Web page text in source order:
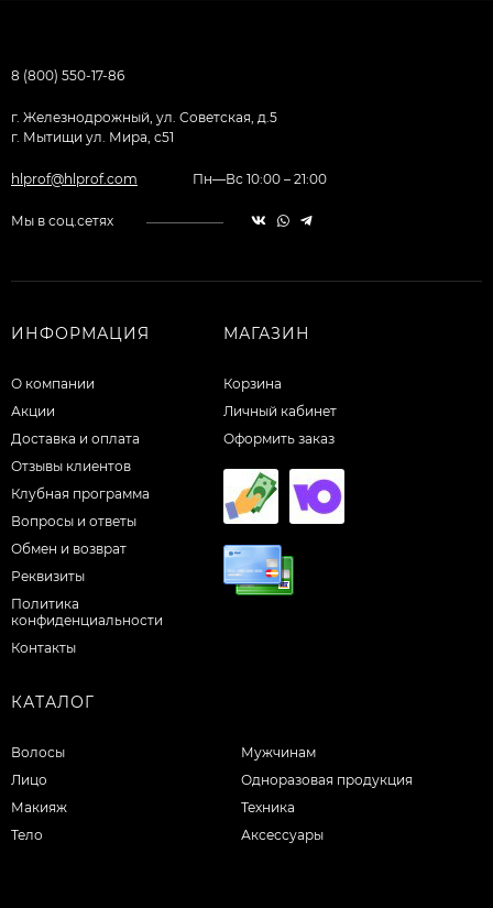
8 (800) 550-17-86
г. Железнодрожный, ул. Советская, д.5
г. Мытищи ул. Мира, с51
hlprof@hlprof.com Пн—Вс 10:00 – 21:00
Мы в соц.сетях
ИНФОРМАЦИЯ
О компании
Акции
Доставка и оплата
Отзывы клиентов
Клубная программа
Вопросы и ответы
Обмен и возврат
Реквизиты
Политика
конфиденциальности
Контакты
МАГАЗИН
Корзина
Личный кабинет
Оформить заказ
КАТАЛОГ
Волосы
Лицо
Макияж
Тело
Мужчинам
Одноразовая продукция
Техника
Аксессуары